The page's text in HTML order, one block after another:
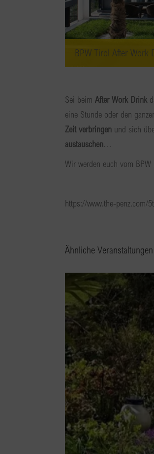
BPW Tirol After Work
Sei beim After Work Drink
eine Stunde oder den
Zeit verbringen und sich
austauschen…
Wir werden euch vom
https://www.the-penz.com/
Ähnliche Veranstaltungen